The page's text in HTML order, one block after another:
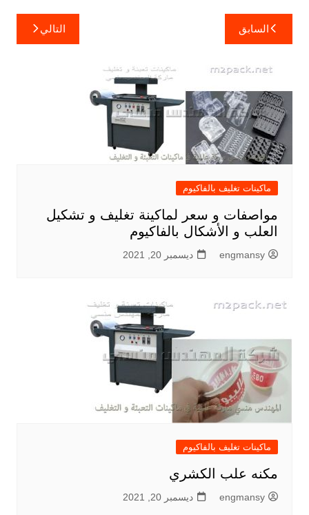
تصفّح
المقالات
السابق التالي
ماكينات تغليف بالفاكيوم
مواصفات و سعر لماكينة تغليف و تشكيل
العلب و الأشكال بالفاكيوم
engmansy ديسمبر 20, 2021
ماكينات تغليف بالفاكيوم
مكنه علب الكشري
engmansy ديسمبر 20, 2021